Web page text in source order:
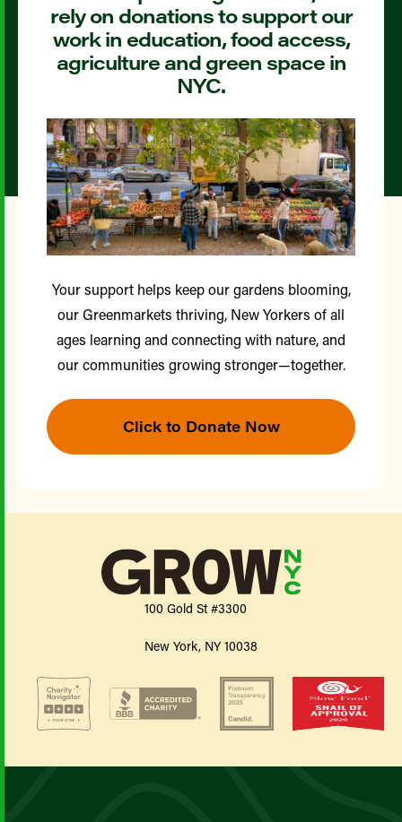
rely on donations to support our
work in education, food access,
agriculture and green space in
NYC.
Your support helps keep our gardens blooming,
our Greenmarkets thriving, New Yorkers of all
ages learning and connecting with nature, and
our communities growing stronger—together.
Click to Donate Now
100 Gold St #3300
New York, NY 10038